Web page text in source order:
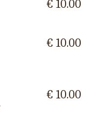
€ 10.00
€ 10.00
€ 10.00